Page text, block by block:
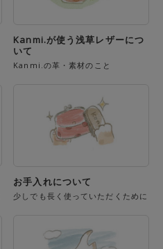
Kanmi.が使う浅草レザーにつ
いて
Kanmi.の革・素材のこと
お手入れについて
少しでも長く使っていただくために